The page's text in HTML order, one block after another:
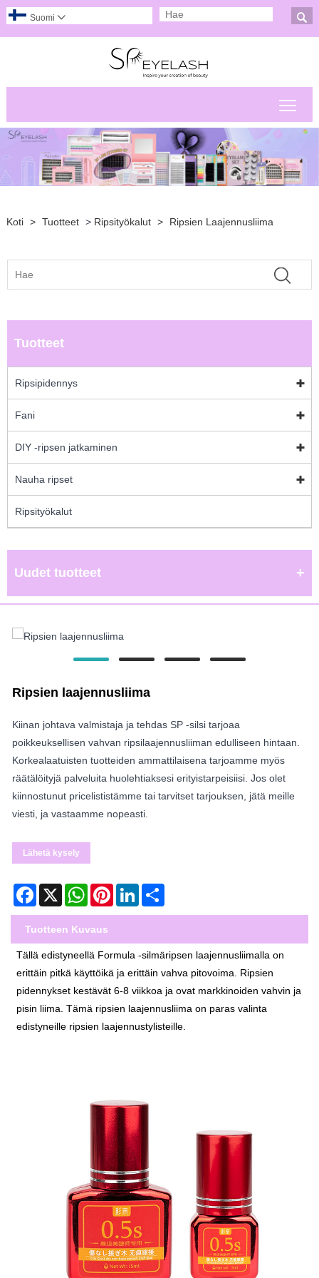

Suomi 
Koti > Tuotteet > Ripsityökalut > Ripsien Laajennusliima
Tuotteet
Ripsipidennys
Fani
DIY -ripsen jatkaminen
Nauha ripset
Ripsityökalut
Uudet tuotteet
Ripsien laajennusliima
Kiinan johtava valmistaja ja tehdas SP -silsi tarjoaa
poikkeuksellisen vahvan ripsilaajennusliiman edulliseen hintaan.
Korkealaatuisten tuotteiden ammattilaisena tarjoamme myös
räätälöityjä palveluita huolehtiaksesi erityistarpeisiisi. Jos olet
kiinnostunut pricelististämme tai tarvitset tarjouksen, jätä meille
viesti, ja vastaamme nopeasti.
Lähetä kysely
Facebook
X WhatsAppPinterestLinkedIn
Tuotteen Kuvaus
Tällä edistyneellä Formula -silmäripsen laajennusliimalla on
erittäin pitkä käyttöikä ja erittäin vahva pitovoima. Ripsien
pidennykset kestävät 6-8 viikkoa ja ovat markkinoiden vahvin ja
pisin liima. Tämä ripsien laajennusliima on paras valinta
edistyneille ripsien laajennustylisteille.